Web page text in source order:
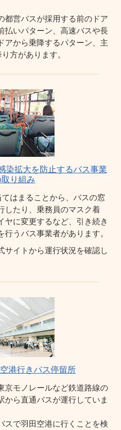
都営バスが採用する前のドア
払いパターン、高速バスや長
アから乗降するパターン、主
方があります。
染拡大を防止するバス事業
り組み
はまることから、バスの窓
したり、乗務員のマスク着
ヤに変更するなど、引き続き
うバス事業者があります。
サイトから運行状況を確認し
港行きバス停留所
京モノレールなど鉄道路線の
から直通バスが運行していま
スで羽田空港に行くことを検